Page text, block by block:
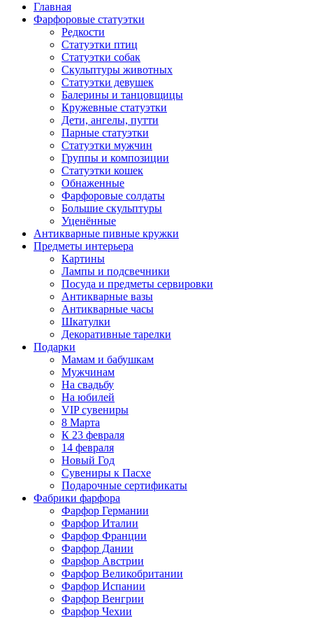
Главная
Фарфоровые статуэтки
Редкости
Cтатуэтки птиц
Cтатуэтки собак
Скульптуры животных
Статуэтки девушек
Балерины и танцовщицы
Кружевные статуэтки
Дети, ангелы, путти
Парные статуэтки
Статуэтки мужчин
Группы и композиции
Статуэтки кошек
Обнаженные
Фарфоровые солдаты
Большие скульптуры
Уценённые
Антикварные пивные кружки
Предметы интерьера
Картины
Лампы и подсвечники
Посуда и предметы сервировки
Антикварные вазы
Антикварные часы
Шкатулки
Декоративные тарелки
Подарки
Мамам и бабушкам
Мужчинам
На свадьбу
На юбилей
VIP сувениры
8 Марта
К 23 февраля
14 февраля
Новый Год
Сувениры к Пасхе
Подарочные сертификаты
Фабрики фарфора
Фарфор Германии
Фарфор Италии
Фарфор Франции
Фарфор Дании
Фарфор Австрии
Фарфор Великобритании
Фарфор Испании
Фарфор Венгрии
Фарфор Чехии